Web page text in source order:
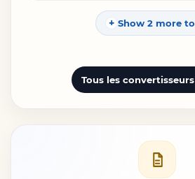
Show 2 more
Tous les